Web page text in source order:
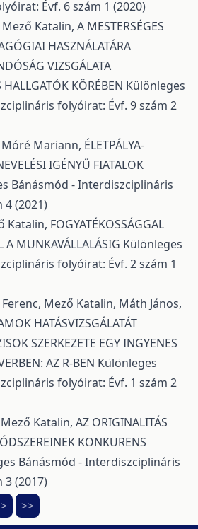
Évf. 6 szám 1 (2020)
Katalin, A MESTERSÉGES
HASZNÁLATÁRA
VIZSGÁLATA
KÖRÉBEN Különleges
folyóirat: Évf. 9 szám 2
Móré Mariann, ÉLETPÁLYA-
IGÉNYŰ FIATALOK
Bánásmód - Interdiszciplináris
4 (2021)
Katalin, FOGYATÉKOSSÁGGAL
A MUNKAVÁLLALÁSIG Különleges
folyóirat: Évf. 2 szám 1
Mező Katalin, Máth János,
HATÁSVIZSGÁLATÁT
SZERKEZETE EGY INGYENES
AZ R-BEN Különleges
folyóirat: Évf. 1 szám 2
Katalin, AZ ORIGINALITÁS
KONKURENS
Bánásmód - Interdiszciplináris
3 (2017)
> >>